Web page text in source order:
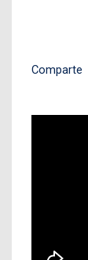
Comparte